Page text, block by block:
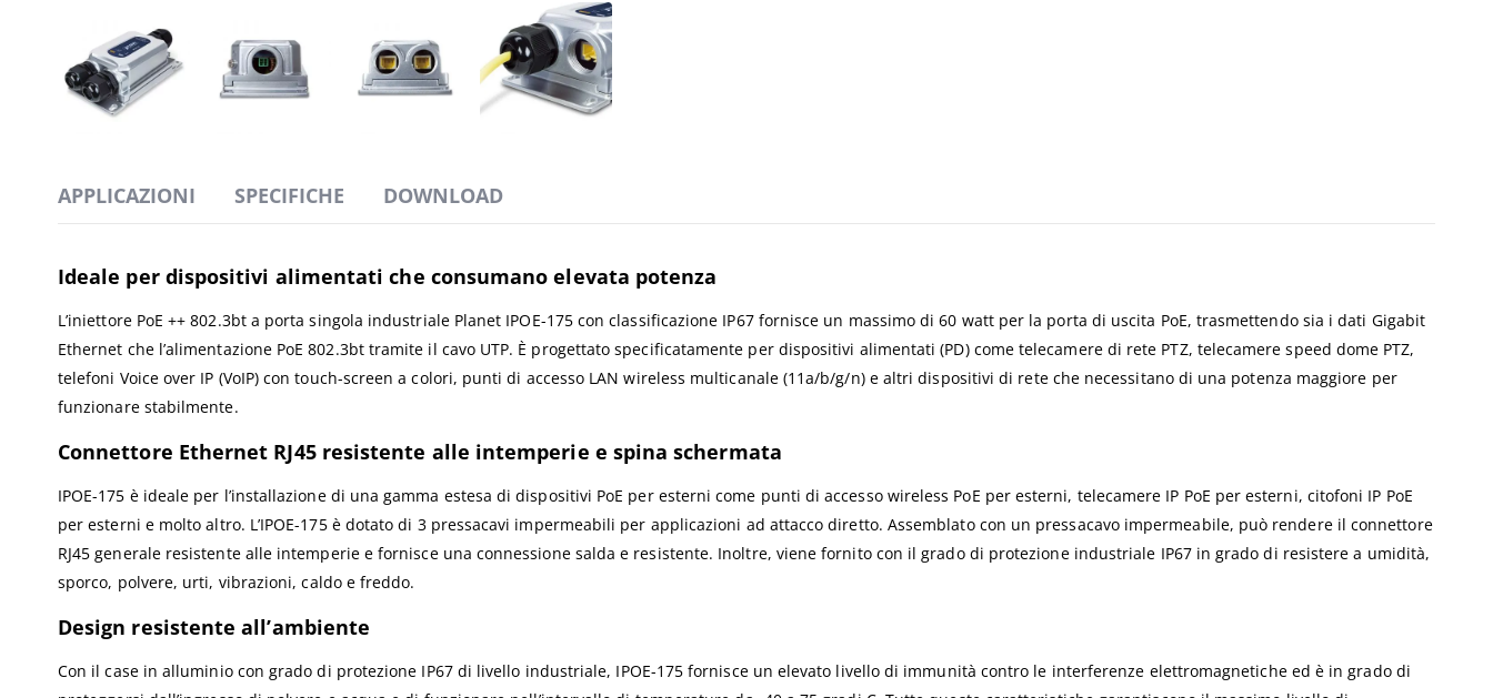
APPLICAZIONI SPECIFICHE DOWNLOAD
Ideale per dispositivi alimentati che consumano elevata potenza
L’iniettore PoE ++ 802.3bt a porta singola industriale Planet IPOE-175 con classificazione IP67 fornisce un massimo di 60 watt per la porta di uscita PoE, trasmettendo sia i dati Gigabit
Ethernet che l’alimentazione PoE 802.3bt tramite il cavo UTP. È progettato specificatamente per dispositivi alimentati (PD) come telecamere di rete PTZ, telecamere speed dome PTZ,
telefoni Voice over IP (VoIP) con touch-screen a colori, punti di accesso LAN wireless multicanale (11a/b/g/n) e altri dispositivi di rete che necessitano di una potenza maggiore per
funzionare stabilmente.
Connettore Ethernet RJ45 resistente alle intemperie e spina schermata
IPOE-175 è ideale per l’installazione di una gamma estesa di dispositivi PoE per esterni come punti di accesso wireless PoE per esterni, telecamere IP PoE per esterni, citofoni IP PoE
per esterni e molto altro. L’IPOE-175 è dotato di 3 pressacavi impermeabili per applicazioni ad attacco diretto. Assemblato con un pressacavo impermeabile, può rendere il connettore
RJ45 generale resistente alle intemperie e fornisce una connessione salda e resistente. Inoltre, viene fornito con il grado di protezione industriale IP67 in grado di resistere a umidità,
sporco, polvere, urti, vibrazioni, caldo e freddo.
Design resistente all’ambiente
Con il case in alluminio con grado di protezione IP67 di livello industriale, IPOE-175 fornisce un elevato livello di immunità contro le interferenze elettromagnetiche ed è in grado di